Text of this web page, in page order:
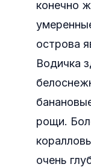
конечно
острова
Водичка
рощи.
очень